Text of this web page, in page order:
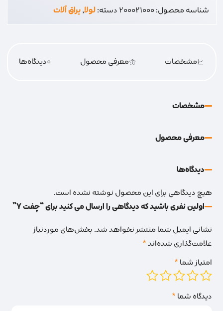
شناسه محصول:200021000دسته:لولا,یراق آلات
مشخصات معرفی محصول 0دیدگاه‌‌ها
مشخصات
معرفی محصول
دیدگاه‌‌ها
هیچ دیدگاهی برای این محصول نوشته نشده است.
اولین نفری باشید که دیدگاهی را ارسال می کنید برای “چفت 7”
نشانی ایمیل شما منتشر نخواهد شد.بخش‌های موردنیاز
علامت‌گذاری شده‌اند*
امتیاز شما*
دیدگاه شما*